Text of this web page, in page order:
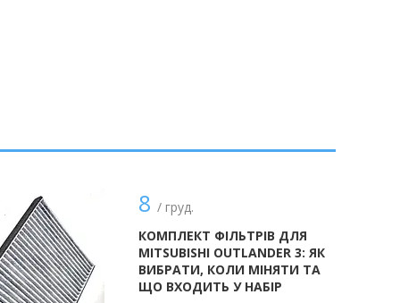
8/ груд.
КОМПЛЕКТ ФІЛЬТРІВ ДЛЯ
MITSUBISHI OUTLANDER 3: ЯК
ВИБРАТИ, КОЛИ МІНЯТИ ТА
ЩО ВХОДИТЬ У НАБІР